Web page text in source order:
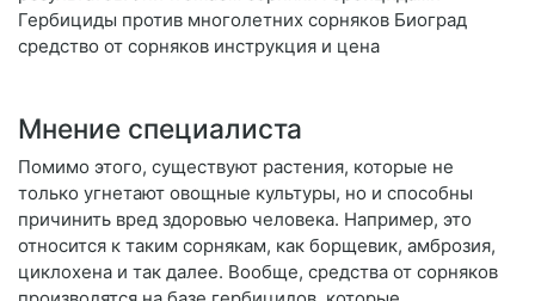
Гербициды против многолетних сорняков Биоград
средство от сорняков инструкция и цена
Мнение специалиста
Помимо этого, существуют растения, которые не
только угнетают овощные культуры, но и способны
причинить вред здоровью человека. Например, это
относится к таким сорнякам, как борщевик, амброзия,
циклохена и так далее. Вообще, средства от сорняков